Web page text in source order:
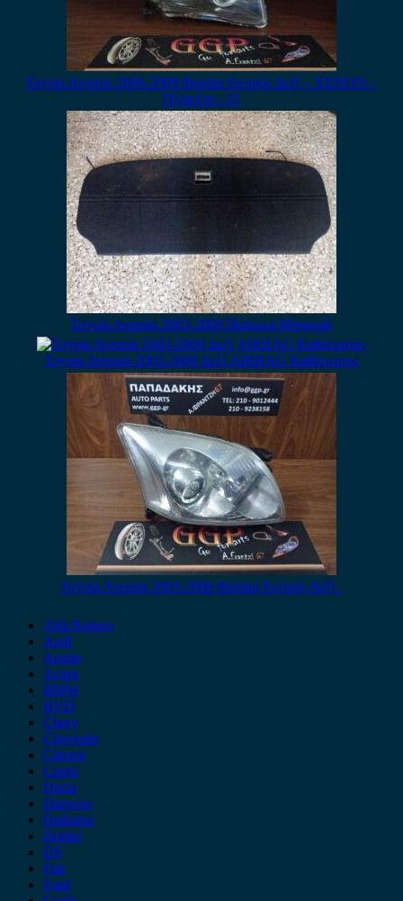
Toyota Avensis 2006-2009 Φανάρι Εμπρός Δεξί – XENON –
Πλακέτα – Ο
Toyota Avensis 2003-2009 Πάτωμα Μπαγκάζ
Toyota Avensis 2003-2009 Δεξί AIRBAG Καθίσματος
Toyota Avensis 2003-2006 Φανάρι Εμπρός Δεξί .
Alfa Romeo
Audi
Austin
Acura
BMW
BYD
Chery
Chevrolet
Citroen
Cupra
Dacia
Daewoo
Daihatsu
Dodge
DS
Fiat
Ford